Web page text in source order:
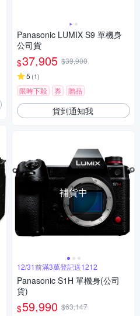
Panasonic LUMIX S9 單機身
公司貨
$37,905 $39,900
5 (1)
限時下殺 券 贈品
貨到通知我
補貨中
12/31前滿3萬登記送1212
Panasonic S1H 單機身(公司
貨)
$59,990 $63,147